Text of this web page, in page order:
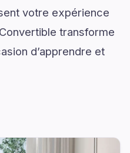
votre expérience
transforme
d’apprendre et